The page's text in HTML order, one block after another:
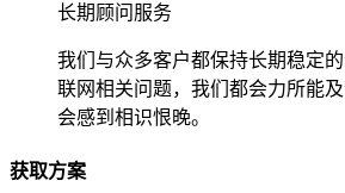
长期顾问服务
我们与众多客户都保持长期稳定
联网相关问题，我们都会力所能
会感到相识恨晚。
获取方案